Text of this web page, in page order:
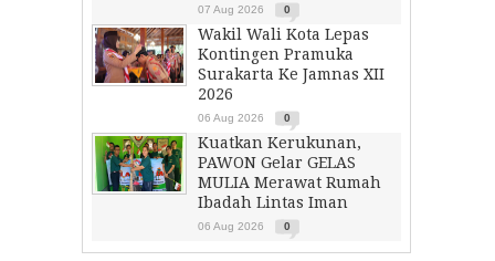
07 Aug 2026 0
Wakil Wali Kota Lepas
Kontingen Pramuka
Surakarta Ke Jamnas XII
2026
06 Aug 2026 0
Kuatkan Kerukunan,
PAWON Gelar GELAS
MULIA Merawat Rumah
Ibadah Lintas Iman
06 Aug 2026 0